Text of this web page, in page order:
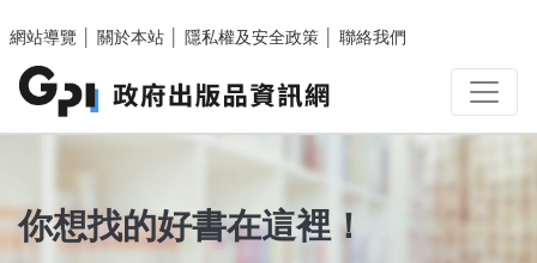
網站導覽
關於本站 隱私權及安全政策 聯絡我們
你想找的好書在這裡！